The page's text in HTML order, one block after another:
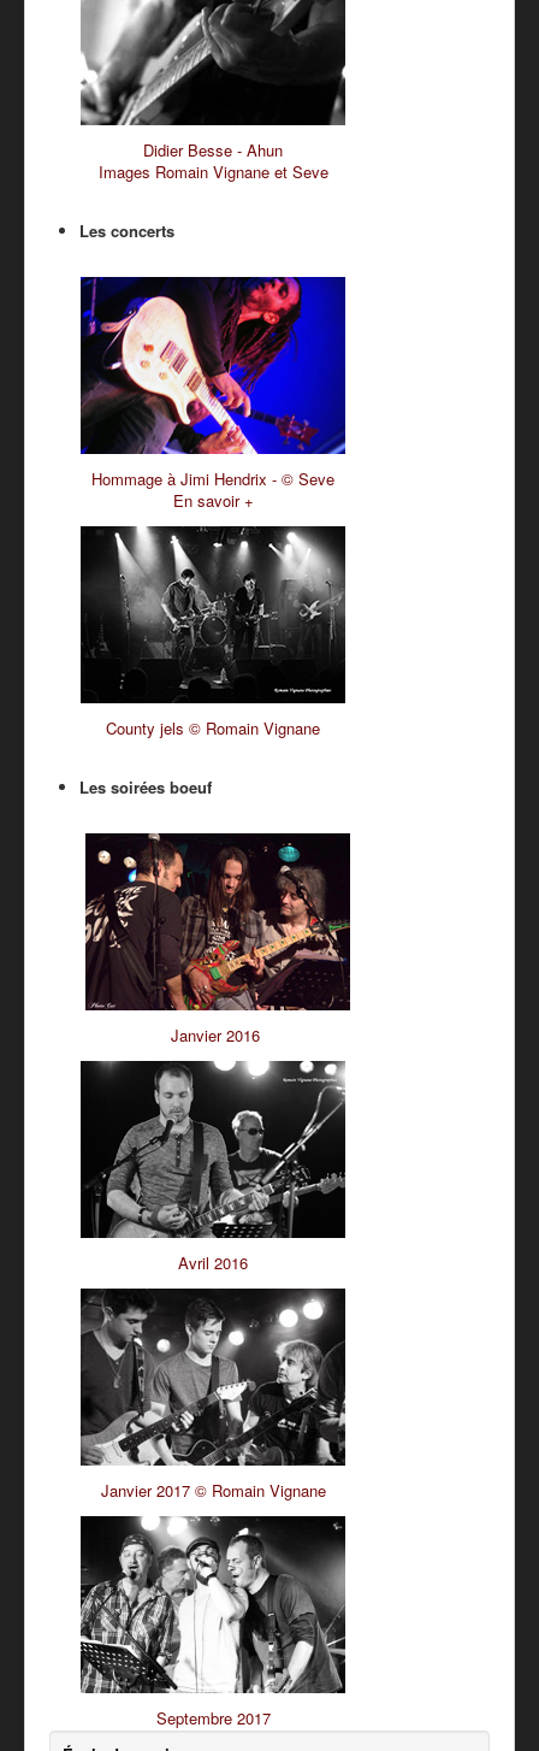
Didier Besse - Ahun
Images Romain Vignane et Seve
Les concerts
Hommage à Jimi Hendrix - © Seve
En savoir +
County jels © Romain Vignane
Les soirées boeuf
Janvier 2016
Avril 2016
Janvier 2017 © Romain Vignane
Septembre 2017